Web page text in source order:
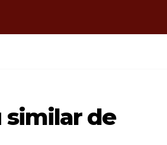
similar de